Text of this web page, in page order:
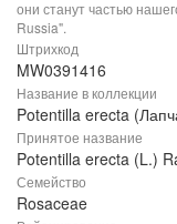
они станут частью
Russia".
Штрихкод
MW0391416
Название в коллекции
Potentilla erecta
Принятое название
Potentilla erecta (L.)
Семейство
Rosaceae